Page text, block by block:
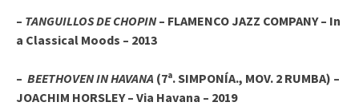
– TANGUILLOS DE CHOPIN– FLAMENCO JAZZ COMPANY – In
a Classical Moods – 2013
– BEETHOVEN IN HAVANA (7ª. SIMPONÍA., MOV. 2 RUMBA) –
JOACHIM HORSLEY – Via Havana – 2019